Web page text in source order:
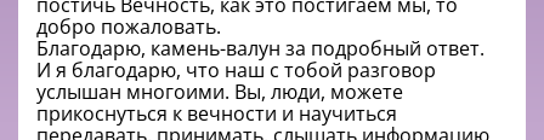
добро пожаловать.
Благодарю, камень-валун за подробный ответ.
И я благодарю, что наш с тобой разговор
услышан многоими. Вы, люди, можете
прикоснуться к вечности и научиться